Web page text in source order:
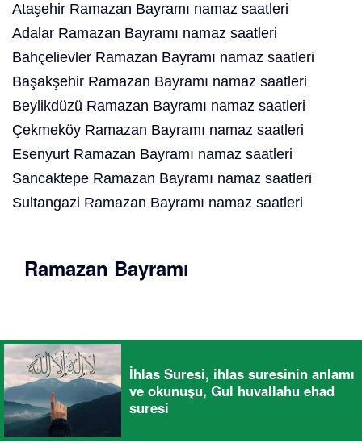
Ataşehir Ramazan Bayramı namaz saatleri
Adalar Ramazan Bayramı namaz saatleri
Bahçelievler Ramazan Bayramı namaz saatleri
Başakşehir Ramazan Bayramı namaz saatleri
Beylikdüzü Ramazan Bayramı namaz saatleri
Çekmeköy Ramazan Bayramı namaz saatleri
Esenyurt Ramazan Bayramı namaz saatleri
Sancaktepe Ramazan Bayramı namaz saatleri
Sultangazi Ramazan Bayramı namaz saatleri
Ramazan Bayramı
İhlas Suresi, ihlas suresinin anlamı
ve okunuşu, Gul huvallahu ehad
suresi